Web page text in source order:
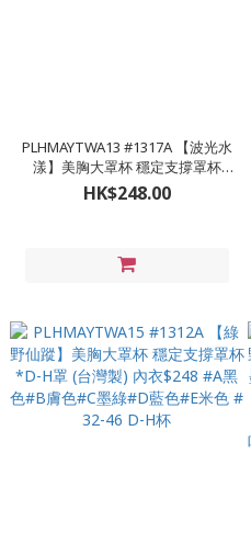
PLHMAYTWA13 #1317A 【波光水
漾】美胸大罩杯 穩定支撐罩杯
*D-H罩 (台灣製) 內衣$248 #A黑
色#B灰色#C藍色 #32-46 D-H杯
HK$248.00